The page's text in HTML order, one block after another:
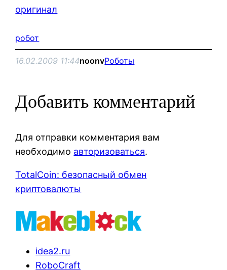
оригинал
робот
16.02.2009 11:44noonvРоботы
Добавить комментарий
Для отправки комментария вам
необходимо авторизоваться.
TotalCoin: безопасный обмен
криптовалюты
idea2.ru
RoboCraft